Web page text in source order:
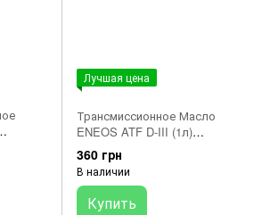
Лучшая цена
Трансмиссионное Масло
ENEOS ATF D-III (1л)
EU0070401N JAPAN
360 грн
В наличии
Купить